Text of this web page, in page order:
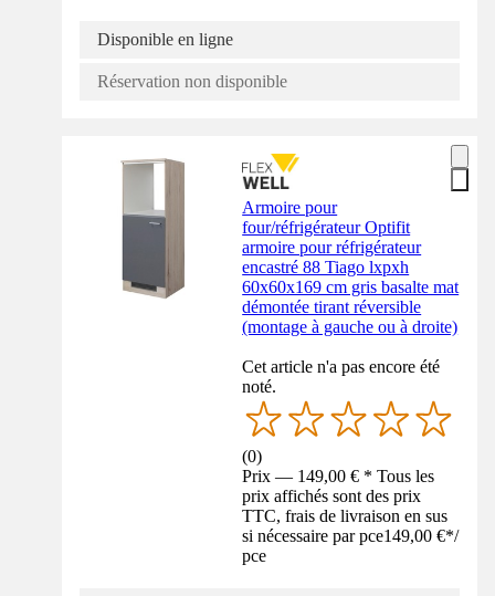
Disponible en ligne
Réservation non disponible
Armoire pour
four/réfrigérateur Optifit
armoire pour réfrigérateur
encastré 88 Tiago lxpxh
60x60x169 cm gris basalte mat
démontée tirant réversible
(montage à gauche ou à droite)
Cet article n'a pas encore été
noté.
(0)
Prix — 149,00 € * Tous les
prix affichés sont des prix
TTC, frais de livraison en sus
si nécessaire par pce149,00 €*/
pce